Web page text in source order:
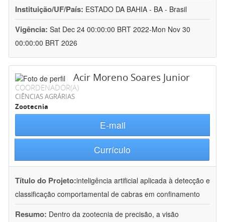
Instituição/UF/País: ESTADO DA BAHIA - BA - Brasil
Vigência: Sat Dec 24 00:00:00 BRT 2022-Mon Nov 30
00:00:00 BRT 2026
Acir Moreno Soares Junior
COORDENADOR(A)
CIÊNCIAS AGRÁRIAS
Zootecnia
E-mail
Currículo
Título do Projeto:inteligência artificial aplicada à detecção e
classificação comportamental de cabras em confinamento
Resumo: Dentro da zootecnia de precisão, a visão